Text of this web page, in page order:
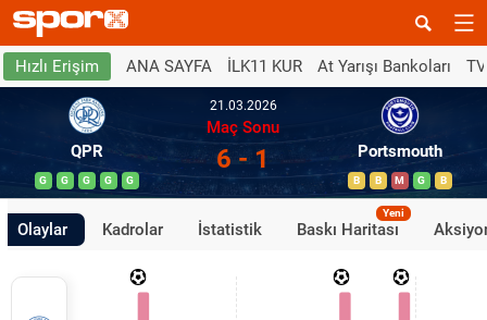
Hızlı Erişim ANA SAYFA İLK11 KUR At Yarışı Bankoları
QPR
G G G G G
21.03.2026
Maç Sonu
6 - 1 Portsmouth
B B M G B
Olaylar Kadrolar İstatistik Baskı Haritası
Yeni